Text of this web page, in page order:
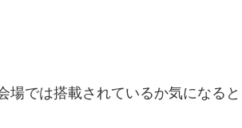
場では搭載されているか気になると